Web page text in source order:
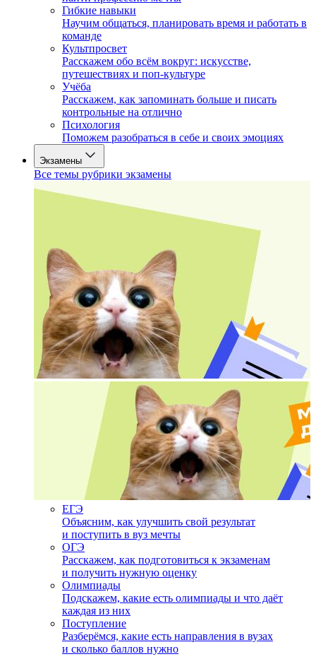
Гибкие навыки
Научим общаться, планировать время и работать в
команде
Культпросвет
Расскажем обо всём вокруг: искусстве,
путешествиях и поп-культуре
Учёба
Расскажем, как запоминать больше и писать
контрольные на отлично
Психология
Поможем разобраться в себе и своих эмоциях
Экзамены
Все темы рубрики экзамены
ЕГЭ
Объясним, как улучшить свой результат
и поступить в вуз мечты
ОГЭ
Расскажем, как подготовиться к экзаменам
и получить нужную оценку
Олимпиады
Подскажем, какие есть олимпиады и что даёт
каждая из них
Поступление
Разберёмся, какие есть направления в вузах
и сколько баллов нужно